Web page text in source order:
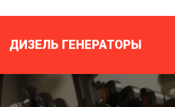
ДИЗЕЛЬ ГЕНЕРАТОРЫ